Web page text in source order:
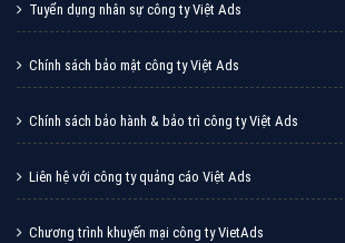
Tuyển dụng nhân sự công ty Việt Ads
Chính sách bảo mật công ty Việt Ads
Chính sách bảo hành & bảo trì công ty Việt Ads
Liên hệ với công ty quảng cáo Việt Ads
Chương trình khuyến mại công ty VietAds